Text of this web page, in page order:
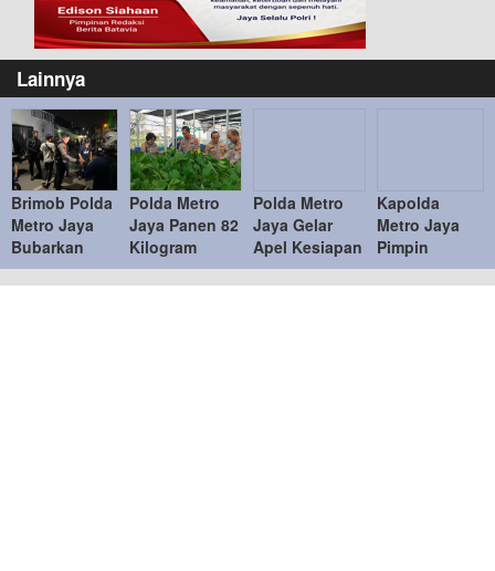
Lainnya
Brimob Polda
Metro Jaya
Bubarkan
Balap Liar,
Sembilan
Polda Metro
Jaya Panen 82
Kilogram
Pakcoy untuk
Dukung
Polda Metro
Jaya Gelar
Apel Kesiapan
Personel dan
Peralatan
Kapolda
Metro Jaya
Pimpin
Sertijab PJU
dan Kapolres